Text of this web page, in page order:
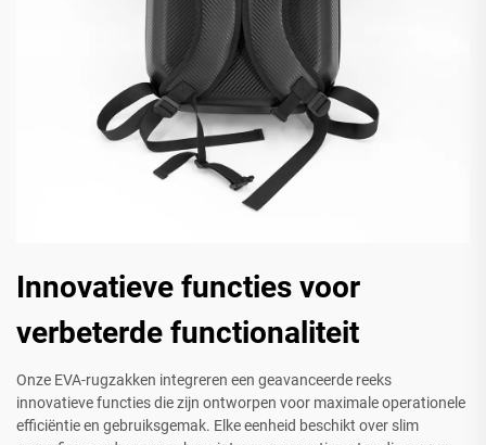
Innovatieve functies voor
verbeterde functionaliteit
Onze EVA-rugzakken integreren een geavanceerde reeks
innovatieve functies die zijn ontworpen voor maximale operationele
efficiëntie en gebruiksgemak. Elke eenheid beschikt over slim